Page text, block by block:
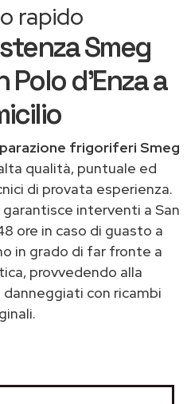
rapido
Smeg
Polo d'Enza a
frigoriferi Smeg
qualità, puntuale ed
di provata esperienza.
interventi a San
ore in caso di guasto a
in grado di far fronte a
provvedendo alla
con ricambi